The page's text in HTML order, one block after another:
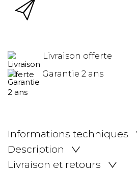
Livraison offerte
Garantie 2 ans
Informations techniques
Description
Livraison et retours